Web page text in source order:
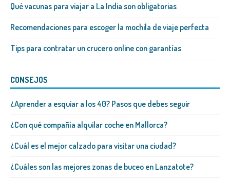
Qué vacunas para viajar a La India son obligatorias
Recomendaciones para escoger la mochila de viaje perfecta
Tips para contratar un crucero online con garantías
CONSEJOS
¿Aprender a esquiar a los 40? Pasos que debes seguir
¿Con qué compañía alquilar coche en Mallorca?
¿Cuál es el mejor calzado para visitar una ciudad?
¿Cuáles son las mejores zonas de buceo en Lanzatote?